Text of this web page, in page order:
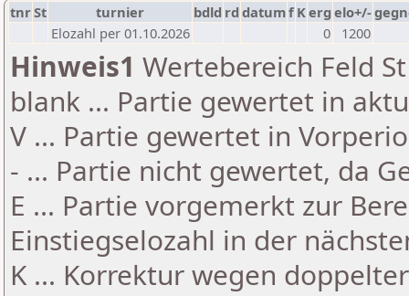
tnrSt turnier bdld rd datumf Kerg elo+/-
Elozahl per 01.10.2026
0 1200
Hinweis1 Wertebereich Feld
blank ... Partie gewertet in
V ... Partie gewertet in
- ... Partie nicht gewertet, da
E ... Partie vorgemerkt zur
Einstiegselozahl in der
K ... Korrektur wegen